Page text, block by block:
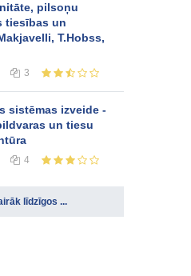
pilsoņu
tiesības un
T.Hobss,
3
sistēmas izveide -
un tiesu
4
līdzīgos ...